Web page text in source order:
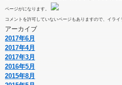
ページがになります。
コメントを許可していないページもありますので、イラ
アーカイブ
2017年6月
2017年4月
2017年3月
2016年5月
2015年8月